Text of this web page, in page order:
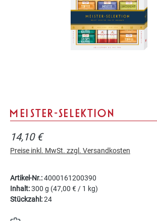
MEISTER-SELEKTION
14,10 €
Preise inkl. MwSt. zzgl. Versandkosten
Artikel-Nr.:4000161200390
Inhalt:300 g (47,00 € / 1 kg)
Stückzahl:24